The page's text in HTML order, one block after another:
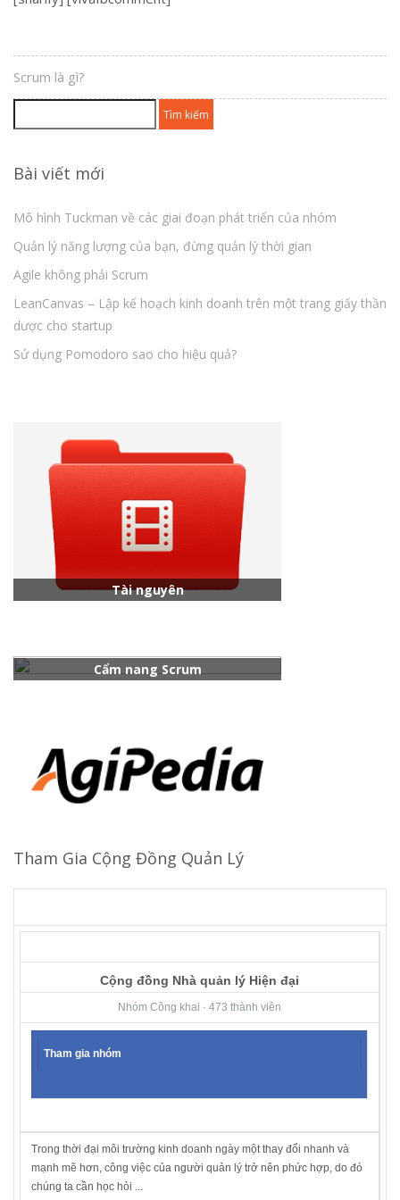
Scrum là gì?
kiếm
Bài viết mới
Mô hình Tuckman về các giai đoạn phát triển của nhóm
Quản lý năng lượng của bạn, đừng quản lý thời gian
Agile không phải Scrum
LeanCanvas – Lập kế hoạch kinh doanh trên một trang giấy thần
dược cho startup
Sử dụng Pomodoro sao cho hiệu quả?
Tài nguyên
Cẩm nang Scrum
Tham Gia Cộng Đồng Quản Lý
Cộng đồng Nhà quản lý Hiện đại
Nhóm Công khai · 473 thành viên
Tham gia nhóm
Trong thời đại môi trường kinh doanh ngày một thay đổi nhanh và
mạnh mẽ hơn, công việc của người quản lý trở nên phức hợp, do đó
chúng ta cần học hỏi ...